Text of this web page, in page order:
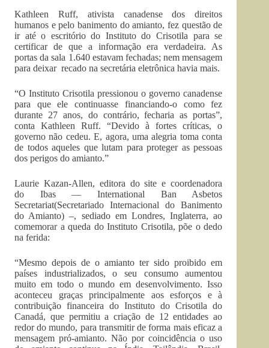
Kathleen Ruff, ativista canadense dos direitos
humanos e pelo banimento do amianto, fez questão de
ir até o escritório do Instituto do Crisotila para se
certificar de que a informação era verdadeira. As
portas da sala 1.640 estavam fechadas; nem mensagem
para deixar recado na secretária eletrônica havia mais.
“O Instituto Crisotila pressionou o governo canadense
para que ele continuasse financiando-o como fez
durante 27 anos, do contrário, fecharia as portas”,
conta Kathleen Ruff. “Devido à fortes críticas, o
governo não cedeu. E, agora, uma alegria toma conta
de todos aqueles que lutam para proteger as pessoas
dos perigos do amianto.”
Laurie Kazan-Allen, editora do site e coordenadora
do Ibas — International Ban Asbetos
Secretariat(Secretariado Internacional do Banimento
do Amianto) –, sediado em Londres, Inglaterra, ao
comemorar a queda do Instituto Crisotila, põe o dedo
na ferida:
“Mesmo depois de o amianto ter sido proibido em
países industrializados, o seu consumo aumentou
muito em todo o mundo em desenvolvimento. Isso
aconteceu graças principalmente aos esforços e à
contribuição financeira do Instituto do Crisotila do
Canadá, que permitiu a criação de 12 entidades ao
redor do mundo, para transmitir de forma mais eficaz a
mensagem pró-amianto. Não por coincidência o uso